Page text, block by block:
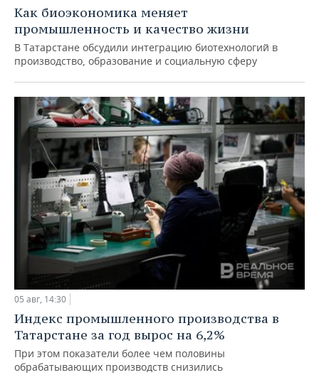
Как биоэкономика меняет
промышленность и качество жизни
В Татарстане обсудили интеграцию биотехнологий в
производство, образование и социальную сферу
05 авг, 14:30
Индекс промышленного производства в
Татарстане за год вырос на 6,2%
При этом показатели более чем половины
обрабатывающих производств снизились